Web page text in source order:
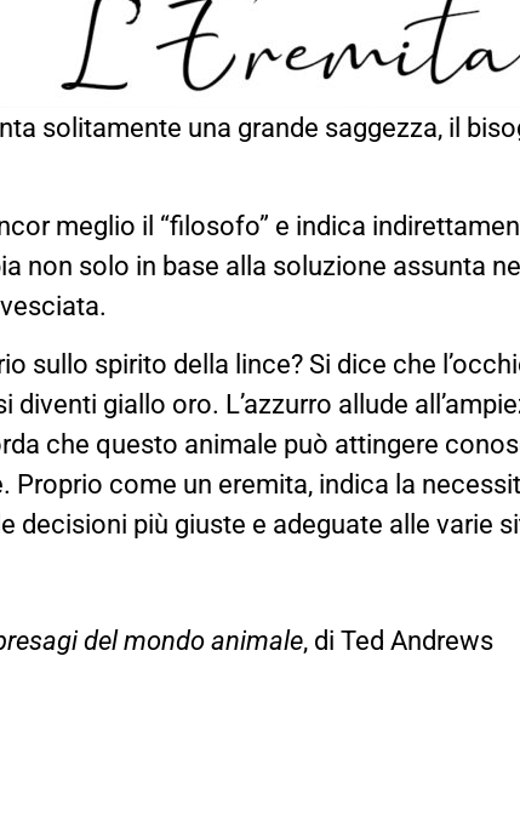
solitamente una grande saggezza, il
meglio il “filosofo” e indica
non solo in base alla soluzione assunta
sullo spirito della lince? Si dice che
giallo oro. L’azzurro allude
che questo animale può attingere
Proprio come un eremita, indica la
decisioni più giuste e adeguate alle varie
del mondo animale, di Ted Andrews